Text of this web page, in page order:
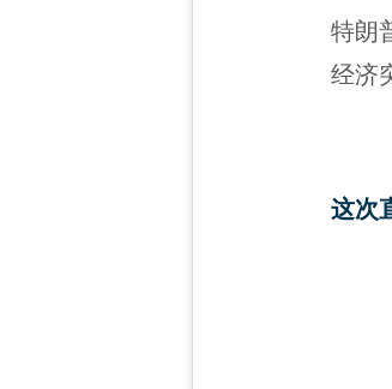
特朗
经济
这次